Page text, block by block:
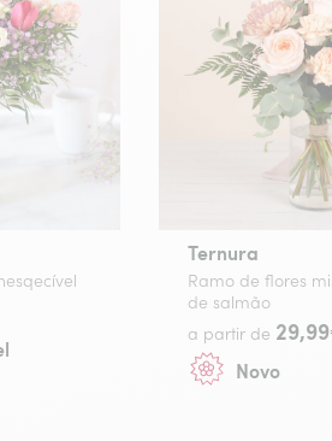
Ternura
Ramo de flores
de salmão
a partir de
Novo